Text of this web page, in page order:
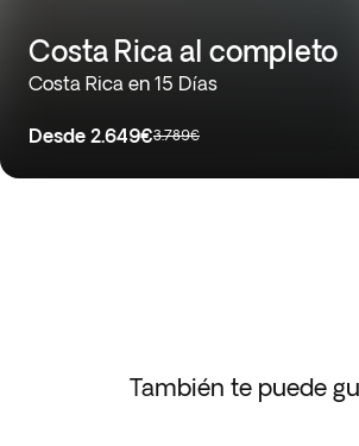
Costa Rica al completo
Costa Rica en 15 Días
Desde 2.649€3.789€
También te puede